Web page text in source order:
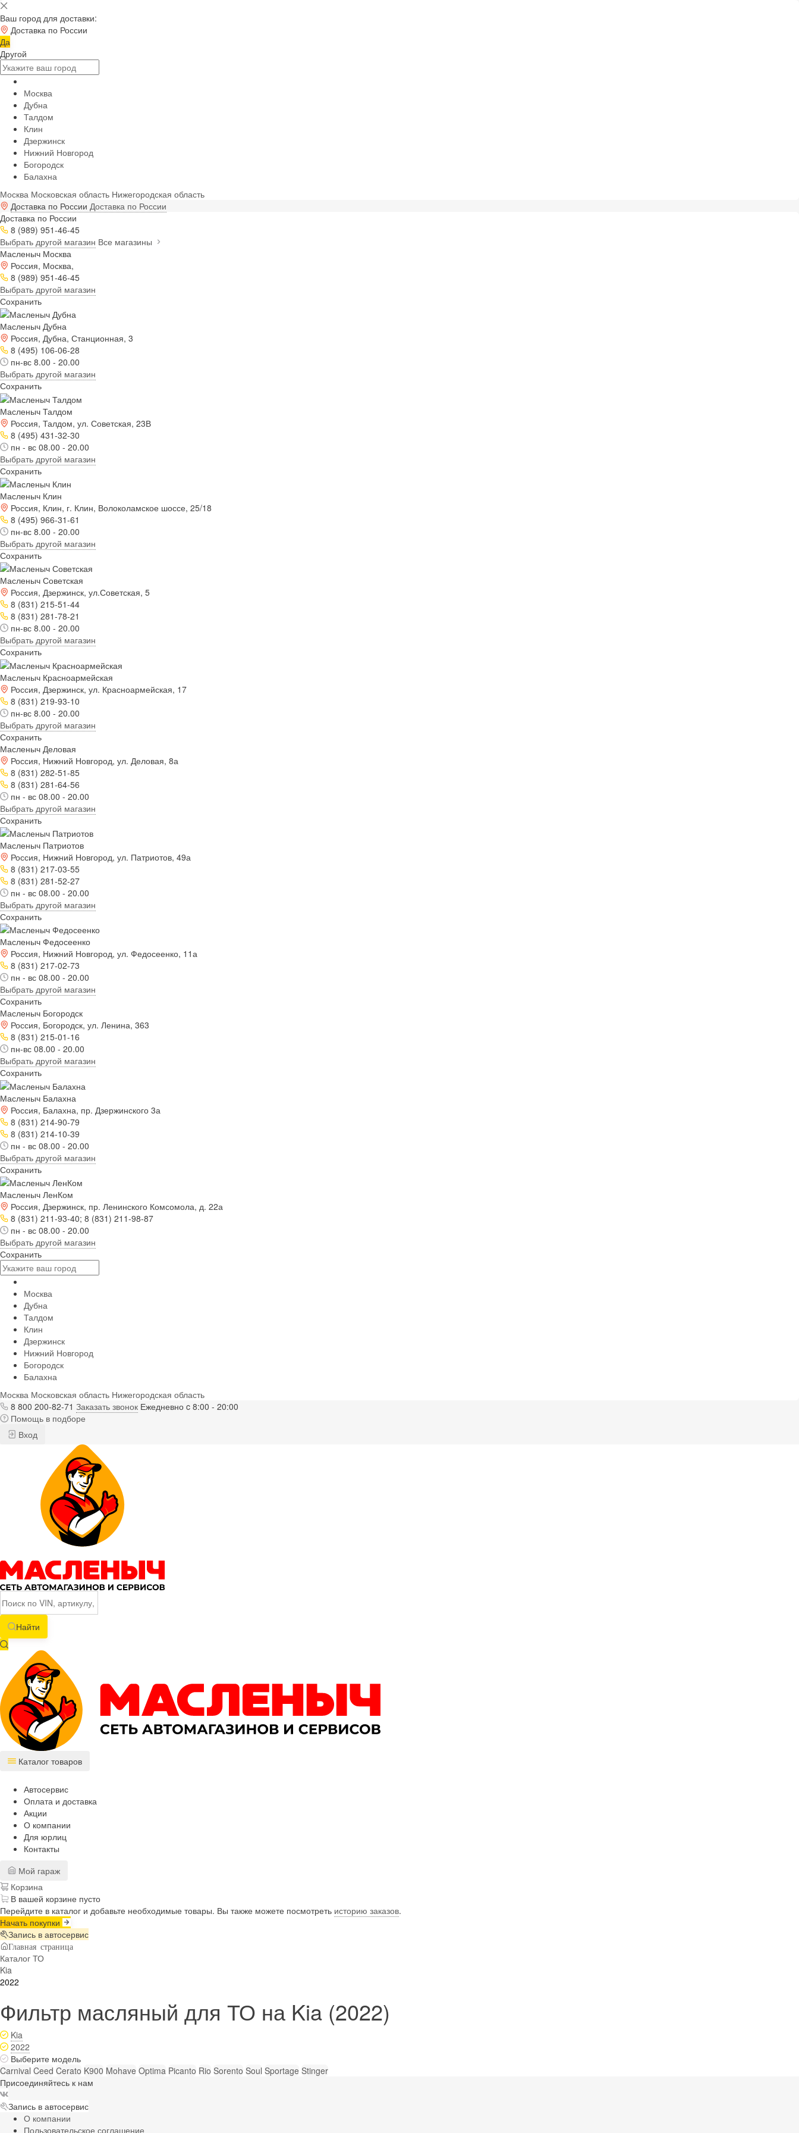
Ваш город для доставки:
Доставка по России
Да
Другой
Москва
Дубна
Талдом
Клин
Дзержинск
Нижний Новгород
Богородск
Балахна
Москва Московская область Нижегородская область
Доставка по России Доставка по России
Доставка по России
8 (989) 951-46-45
Выбрать другой магазин Все магазины
Масленыч Москва
Россия, Москва,
8 (989) 951-46-45
Выбрать другой магазин
Сохранить
Масленыч Дубна
Россия, Дубна, Станционная, 3
8 (495) 106-06-28
пн-вс 8.00 - 20.00
Выбрать другой магазин
Сохранить
Масленыч Талдом
Россия, Талдом, ул. Советская, 23В
8 (495) 431-32-30
пн - вс 08.00 - 20.00
Выбрать другой магазин
Сохранить
Масленыч Клин
Россия, Клин, г. Клин, Волоколамское шоссе, 25/18
8 (495) 966-31-61
пн-вс 8.00 - 20.00
Выбрать другой магазин
Сохранить
Масленыч Советская
Россия, Дзержинск, ул.Советская, 5
8 (831) 215-51-44
8 (831) 281-78-21
пн-вс 8.00 - 20.00
Выбрать другой магазин
Сохранить
Масленыч Красноармейская
Россия, Дзержинск, ул. Красноармейская, 17
8 (831) 219-93-10
пн-вс 8.00 - 20.00
Выбрать другой магазин
Сохранить
Масленыч Деловая
Россия, Нижний Новгород, ул. Деловая, 8а
8 (831) 282-51-85
8 (831) 281-64-56
пн - вс 08.00 - 20.00
Выбрать другой магазин
Сохранить
Масленыч Патриотов
Россия, Нижний Новгород, ул. Патриотов, 49а
8 (831) 217-03-55
8 (831) 281-52-27
пн - вс 08.00 - 20.00
Выбрать другой магазин
Сохранить
Масленыч Федосеенко
Россия, Нижний Новгород, ул. Федосеенко, 11а
8 (831) 217-02-73
пн - вс 08.00 - 20.00
Выбрать другой магазин
Сохранить
Масленыч Богородск
Россия, Богородск, ул. Ленина, 363
8 (831) 215-01-16
пн-вс 08.00 - 20.00
Выбрать другой магазин
Сохранить
Масленыч Балахна
Россия, Балахна, пр. Дзержинского 3а
8 (831) 214-90-79
8 (831) 214-10-39
пн - вс 08.00 - 20.00
Выбрать другой магазин
Сохранить
Масленыч ЛенКом
Россия, Дзержинск, пр. Ленинского Комсомола, д. 22а
8 (831) 211-93-40; 8 (831) 211-98-87
пн - вс 08.00 - 20.00
Выбрать другой магазин
Сохранить
Москва
Дубна
Талдом
Клин
Дзержинск
Нижний Новгород
Богородск
Балахна
Москва Московская область Нижегородская область
8 800 200-82-71 Заказать звонок Ежедневно c 8:00 - 20:00
Помощь в подборе
Вход
Найти
Каталог товаров
Автосервис
Оплата и доставка
Акции
О компании
Для юрлиц
Контакты
Мой гараж
Корзина
В вашей корзине пусто
Перейдите в каталог и добавьте необходимые товары. Вы также можете посмотреть историю заказов.
Начать покупки
Запись в автосервис
Главная страница
Каталог ТО
Kia
2022
Фильтр масляный для ТО на Kia (2022)
Kia
2022
Выберите модель
Carnival Ceed Cerato K900 Mohave Optima Picanto Rio Sorento Soul Sportage Stinger
Присоединяйтесь к нам
Запись в автосервис
О компании
Пользовательское соглашение